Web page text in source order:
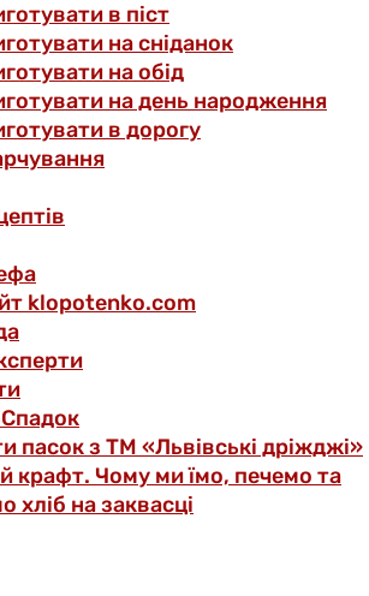
в піст
на сніданок
на обід
на день народження
в дорогу
klopotenko.com
пасок з ТМ «Львівські дріжджі»
крафт. Чому ми їмо, печемо та
хліб на заквасці